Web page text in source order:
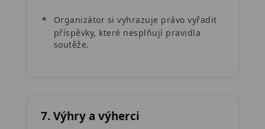
Organizátor si vyhrazuje právo vyřadit
příspěvky, které nesplňují pravidla
soutěže.
7. Výhry a výherci